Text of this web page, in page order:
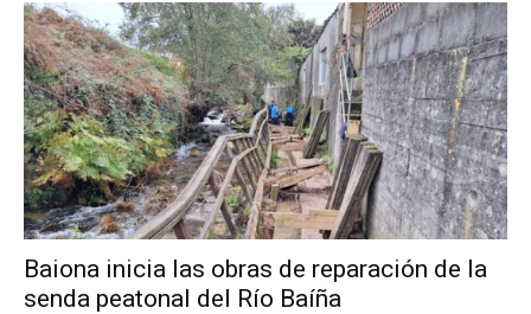
Baiona inicia las obras de reparación de la
senda peatonal del Río Baíña